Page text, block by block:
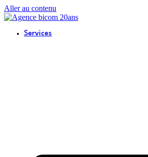
Aller au contenu
Services